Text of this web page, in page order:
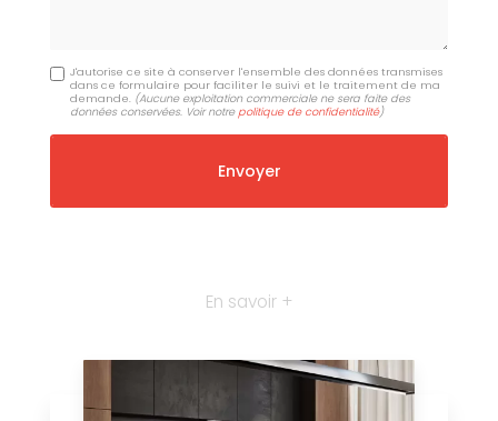
J'autorise ce site à conserver l'ensemble des données transmises
dans ce formulaire pour faciliter le suivi et le traitement de ma
demande. (Aucune exploitation commerciale ne sera faite des
données conservées. Voir notre politique de confidentialité)
En savoir +